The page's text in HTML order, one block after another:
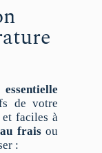
de votre
et faciles à
au fraisou
: